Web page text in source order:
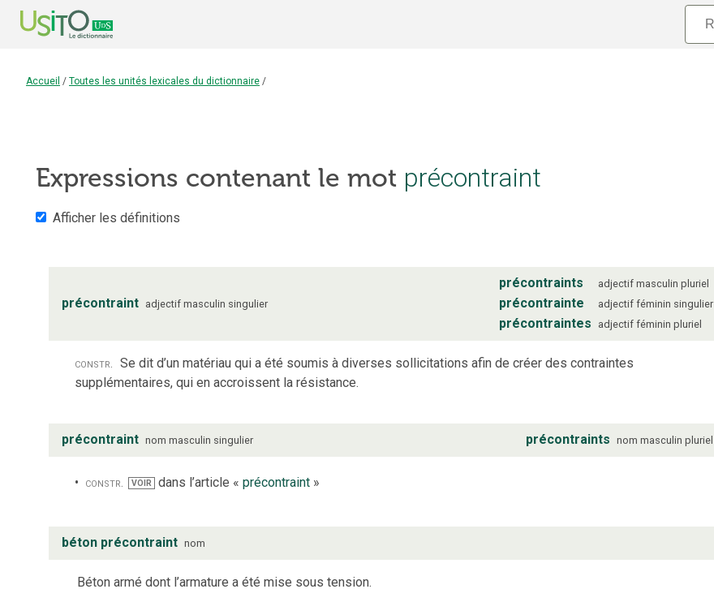
Accueil / Toutes les unités lexicales du dictionnaire /
Expressions contenant le mot précontraint
Afficher les définitions
précontraint adjectif masculin singulier
précontraints adjectif masculin pluriel
précontrainte adjectif féminin singulier
précontraintes adjectif féminin pluriel
constr. Se dit d’un matériau qui a été soumis à diverses sollicitations afin de créer des contraintes
supplémentaires, qui en accroissent la résistance.
précontraint nom masculin singulier précontraints nom masculin pluriel
constr. VOIR dans l’article « précontraint»
béton précontraint nom
Béton armé dont l’armature a été mise sous tension.